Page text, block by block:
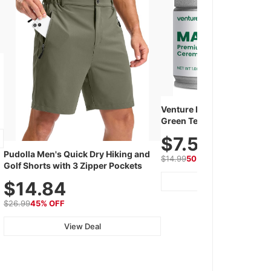
Pudolla Men's Quick Dry Hiking and
Golf Shorts with 3 Zipper Pockets
$14.84
$26.9945% OFF
View Deal
Venture Pal Ceremonial
Green Tea Powder – First
Additives, Unsweetened,
Gluten-Free, 30g Tin
$7.5
$14.9950% OFF